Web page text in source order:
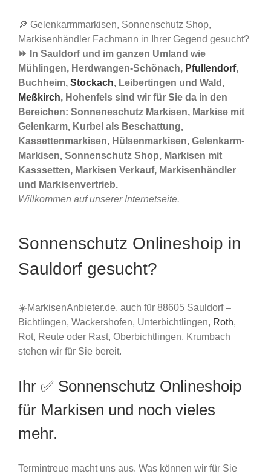
🔎 Gelenkarmmarkisen, Sonnenschutz Shop,
Markisenhändler Fachmann in Ihrer Gegend gesucht?
⏩ In Sauldorf und im ganzen Umland wie
Mühlingen, Herdwangen-Schönach, Pfullendorf,
Buchheim, Stockach, Leibertingen und Wald,
Meßkirch, Hohenfels sind wir für Sie da in den
Bereichen: Sonneneschutz Markisen, Markise mit
Gelenkarm, Kurbel als Beschattung,
Kassettenmarkisen, Hülsenmarkisen, Gelenkarm-
Markisen, Sonnenschutz Shop, Markisen mit
Kasssetten, Markisen Verkauf, Markisenhändler
und Markisenvertrieb.
Willkommen auf unserer Internetseite.
Sonnenschutz Onlineshoip in
Sauldorf gesucht?
☀️MarkisenAnbieter.de, auch für 88605 Sauldorf –
Bichtlingen, Wackershofen, Unterbichtlingen, Roth,
Rot, Reute oder Rast, Oberbichtlingen, Krumbach
stehen wir für Sie bereit.
Ihr ✅ Sonnenschutz Onlineshoip
für Markisen und noch vieles
mehr.
Termintreue macht uns aus. Was können wir für Sie